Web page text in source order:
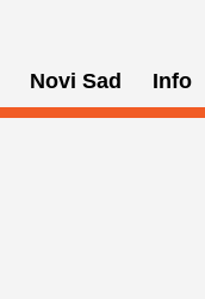
Novi Sad Info